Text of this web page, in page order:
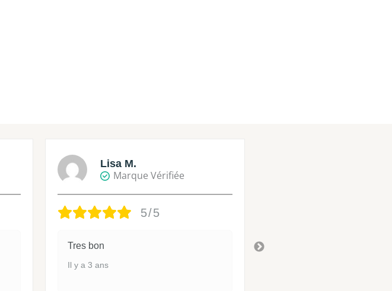
Lisa M.
Marque Vérifiée
5/5
Tres bon
Il y a 3 ans